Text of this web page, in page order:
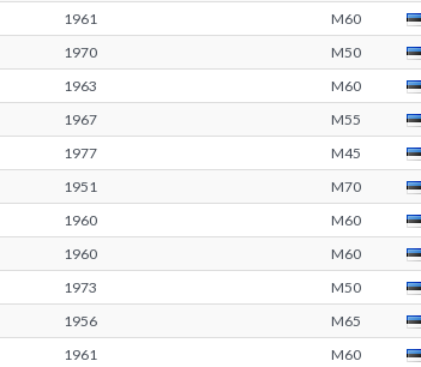
1961 M60
1970 M50
1963 M60
1967 M55
1977 M45
1951 M70
1960 M60
1960 M60
1973 M50
1956 M65
1961 M60